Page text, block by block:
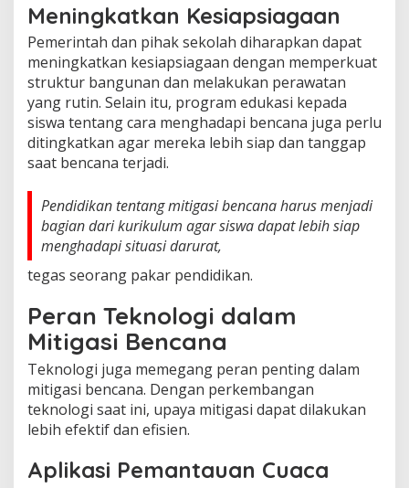
Meningkatkan Kesiapsiagaan
Pemerintah dan pihak sekolah diharapkan dapat
meningkatkan kesiapsiagaan dengan memperkuat
struktur bangunan dan melakukan perawatan
yang rutin. Selain itu, program edukasi kepada
siswa tentang cara menghadapi bencana juga perlu
ditingkatkan agar mereka lebih siap dan tanggap
saat bencana terjadi.
Pendidikan tentang mitigasi bencana harus menjadi
bagian dari kurikulum agar siswa dapat lebih siap
menghadapi situasi darurat,
tegas seorang pakar pendidikan.
Peran Teknologi dalam
Mitigasi Bencana
Teknologi juga memegang peran penting dalam
mitigasi bencana. Dengan perkembangan
teknologi saat ini, upaya mitigasi dapat dilakukan
lebih efektif dan efisien.
Aplikasi Pemantauan Cuaca